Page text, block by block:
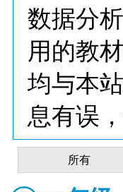
数据分
用的教
均与本
息有误
所有